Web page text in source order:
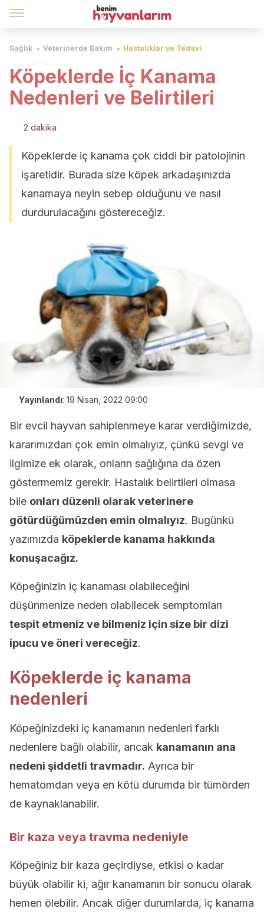
Sağlık Veterinerde Bakım Hastalıklar ve Tedavi
Köpeklerde İç Kanama
Nedenleri ve Belirtileri
2 dakika
Köpeklerde iç kanama çok ciddi bir patolojinin
işaretidir. Burada size köpek arkadaşınızda
kanamaya neyin sebep olduğunu ve nasıl
durdurulacağını göstereceğiz.
Yayınlandı: 19 Nisan, 2022 09:00
Bir evcil hayvan sahiplenmeye karar verdiğimizde,
kararımızdan çok emin olmalıyız, çünkü sevgi ve
ilgimize ek olarak, onların sağlığına da özen
göstermemiz gerekir. Hastalık belirtileri olmasa
bile onları düzenli olarak veterinere
götürdüğümüzden emin olmalıyız. Bugünkü
yazımızda köpeklerde kanama hakkında
konuşacağız.
Köpeğinizin iç kanaması olabileceğini
düşünmenize neden olabilecek semptomları
tespit etmeniz ve bilmeniz için size bir dizi
ipucu ve öneri vereceğiz.
Köpeklerde iç kanama
nedenleri
Köpeğinizdeki iç kanamanın nedenleri farklı
nedenlere bağlı olabilir, ancak kanamanın ana
nedeni şiddetli travmadır. Ayrıca bir
hematomdan veya en kötü durumda bir tümörden
de kaynaklanabilir.
Bir kaza veya travma nedeniyle
Köpeğiniz bir kaza geçirdiyse, etkisi o kadar
büyük olabilir ki, ağır kanamanın bir sonucu olarak
hemen ölebilir. Ancak diğer durumlarda, iç kanama